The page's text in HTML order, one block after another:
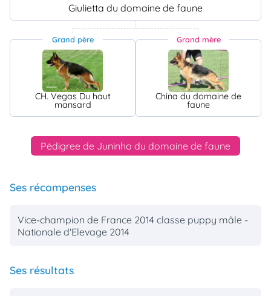
Giulietta du domaine de faune
Grand père
CH. Vegas Du haut
mansard
Grand mère
China du domaine de
faune
Pédigree de Juninho du domaine de faune
Ses récompenses
Vice-champion de France 2014 classe puppy mâle -
Nationale d'Elevage 2014
Ses résultats